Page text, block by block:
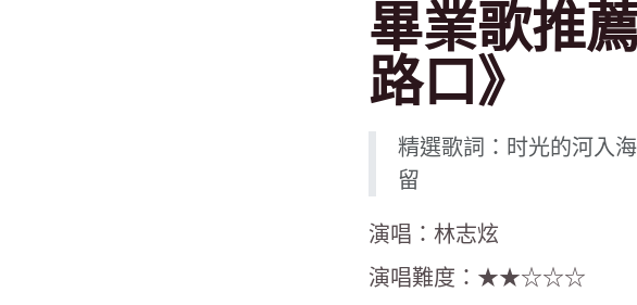
畢業歌推
路口》
精選歌詞：时光的河入
留
演唱：林志炫
演唱難度：★★☆☆☆